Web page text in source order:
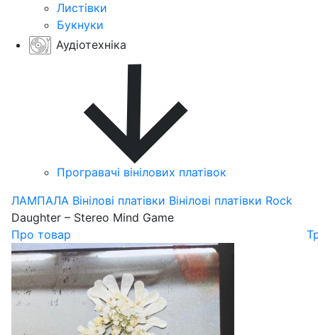
Листівки
Букнуки
Аудіотехніка
Програвачі вінілових платівок
ЛАМПАЛА Вінілові платівки Вінілові платівки Rock
Daughter – Stereo Mind Game
Про товар